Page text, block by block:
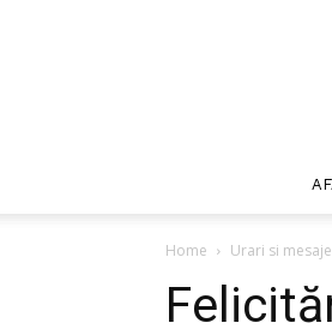
Home Urari si mesaje